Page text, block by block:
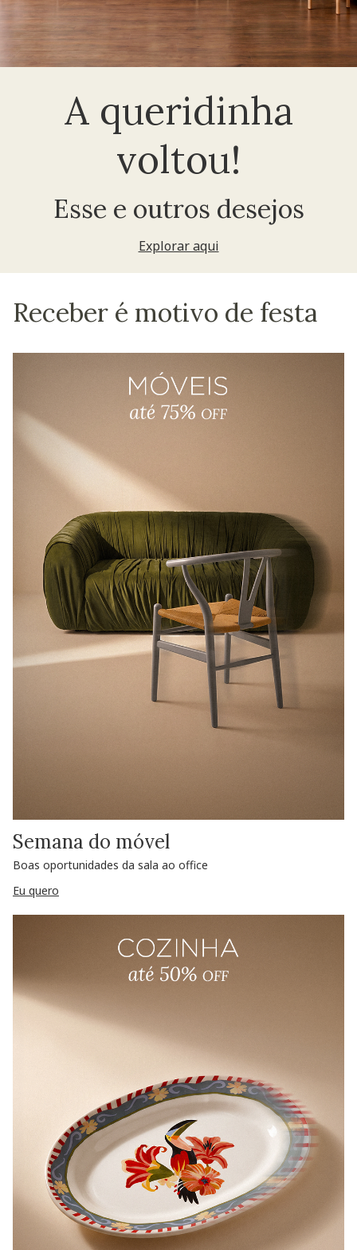
A queridinha
voltou!
Esse e outros desejos
Explorar aqui
Receber é motivo de festa
Semana do móvel
Boas oportunidades da sala ao office
Eu quero